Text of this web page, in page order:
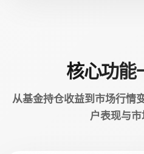
核心功能
从基金持仓收益到市场行情
户表现与市